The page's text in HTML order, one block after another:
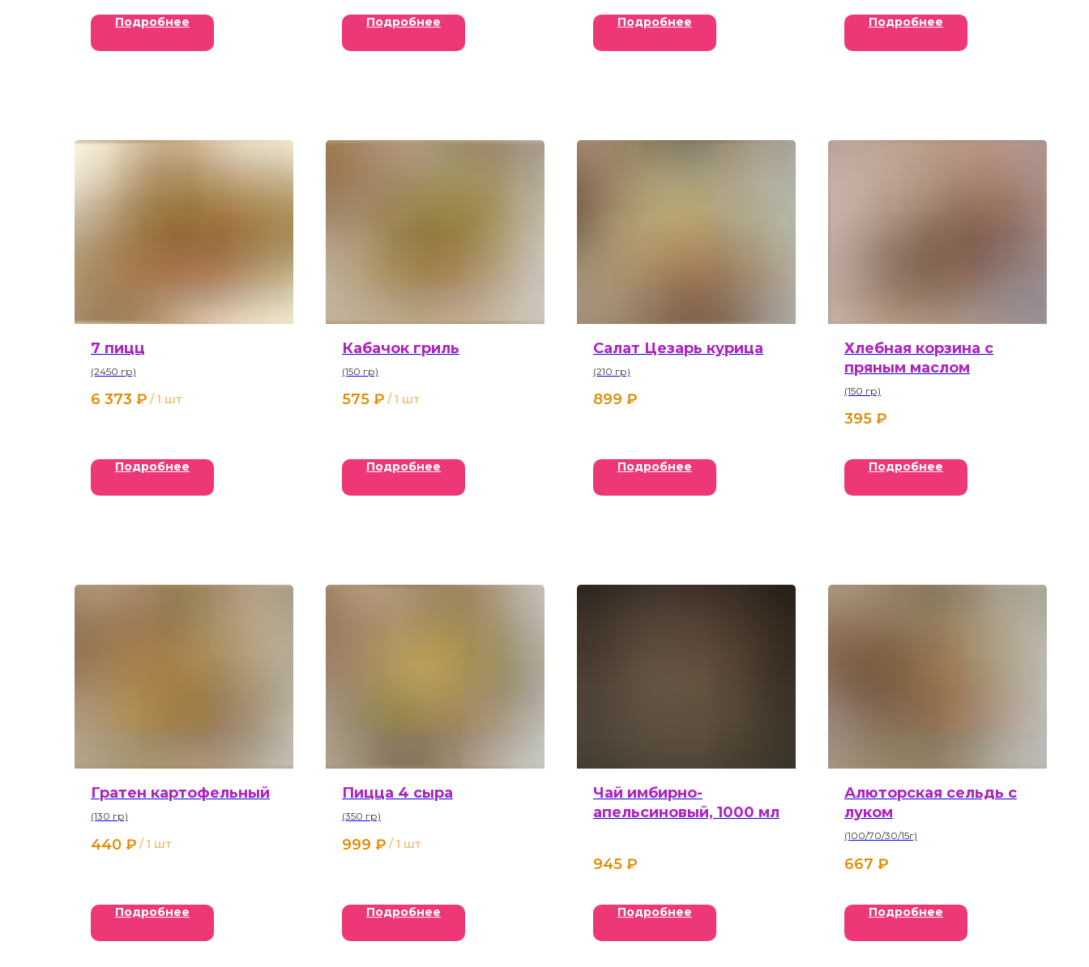
Подробнее Подробнее Подробнее Подробнее
7 пицц
(2450 гр)
6 373 ₽ / 1 шт
Подробнее
Кабачок гриль
(150 гр)
575 ₽ / 1 шт
Подробнее
Салат Цезарь курица
(210 гр)
899 ₽
Подробнее
Хлебная корзина с
пряным маслом
(150 гр)
395 ₽
Подробнее
Гратен картофельный
(130 гр)
440 ₽ / 1 шт
Подробнее
Пицца 4 сыра
(350 гр)
999 ₽ / 1 шт
Подробнее
Чай имбирно-
апельсиновый, 1000 мл
945 ₽
Подробнее
Алюторская сельдь с
луком
(100/70/30/15г)
667 ₽
Подробнее